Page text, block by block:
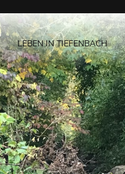
LEBEN IN TIEFENBACH